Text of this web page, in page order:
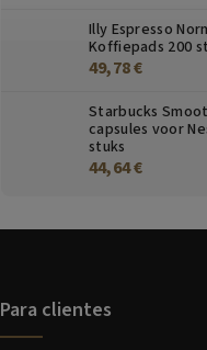
Illy Espresso
Koffiepads 200
49,78 €
Starbucks
capsules voor
stuks
44,64 €
Para clientes